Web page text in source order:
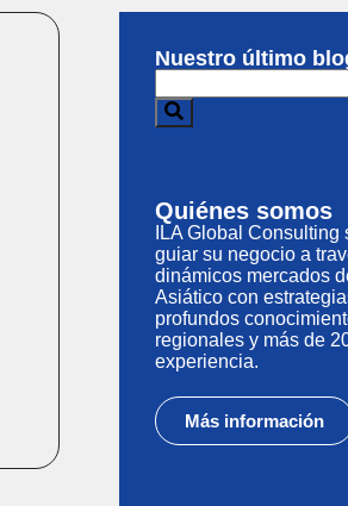
Nuestro último
Quiénes somos
ILA Global Consulting
guiar su negocio a
dinámicos mercados
Asiático con
profundos
regionales y más de
experiencia.
Más información